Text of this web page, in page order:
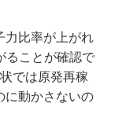
力比率が上がれ
ることが確認で
では原発再稼
に動かさないの